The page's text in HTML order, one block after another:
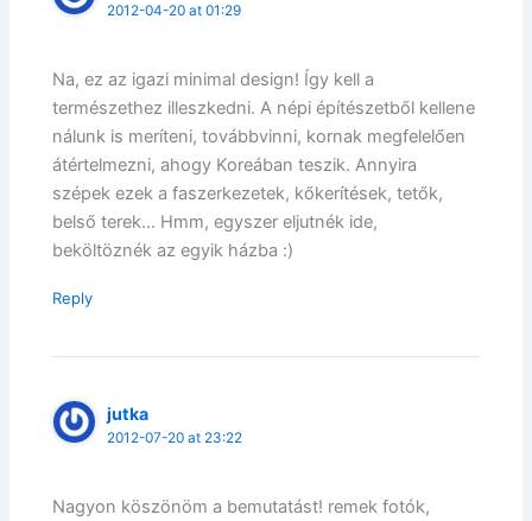
2012-04-20 at 01:29
Na, ez az igazi minimal design! Így kell a
természethez illeszkedni. A népi építészetből kellene
nálunk is meríteni, továbbvinni, kornak megfelelően
átértelmezni, ahogy Koreában teszik. Annyira
szépek ezek a faszerkezetek, kőkerítések, tetők,
belső terek… Hmm, egyszer eljutnék ide,
beköltöznék az egyik házba :)
Reply
jutka
2012-07-20 at 23:22
Nagyon köszönöm a bemutatást! remek fotók,